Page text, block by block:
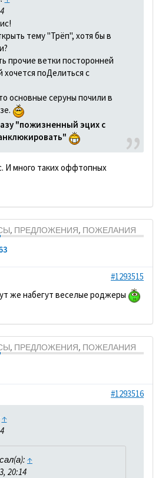
тему "Трёп", хотя бы в
прочие ветки посторонней
хочется поДелиться с
основные серуны почили в
"пожизненный эцих с
И много таких оффтопных
ПРЕДЛОЖЕНИЯ, ПОЖЕЛАНИЯ
#1293515
же набегут веселые роджеры
ПРЕДЛОЖЕНИЯ, ПОЖЕЛАНИЯ
#1293516
↑
↑
20:14